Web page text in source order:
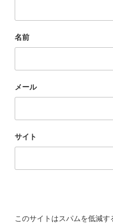
名前
メール
サイト
このサイトはスパムを低減す